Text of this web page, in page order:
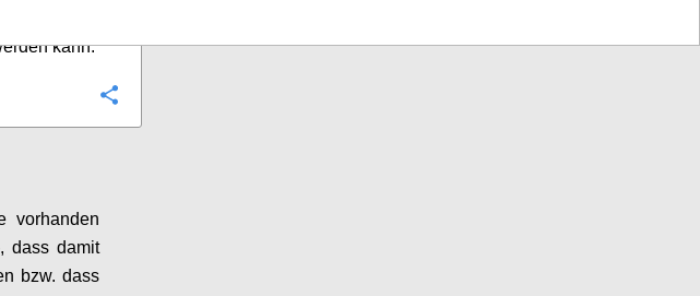
kann.
vorhanden
dass damit
bzw. dass